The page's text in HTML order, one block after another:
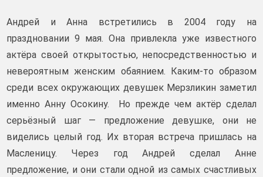
Андрей и Анна встретились в 2004 году на
праздновании 9 мая. Она привлекла уже известного
актёра своей открытостью, непосредственностью и
невероятным женским обаянием. Каким-то образом
среди всех окружающих девушек Мерзликин заметил
именно Анну Осокину. Но прежде чем актёр сделал
серьёзный шаг — предложение девушке, они не
виделись целый год. Их вторая встреча пришлась на
Масленицу. Через год Андрей сделал Анне
предложение, и они стали одной из самых счастливых